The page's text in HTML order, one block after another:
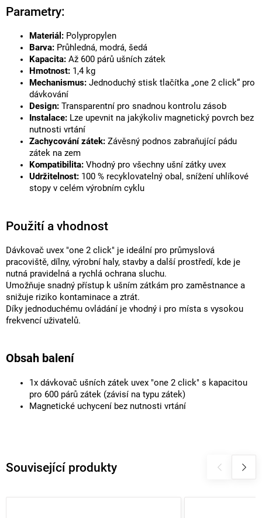
Související produkty
Parametry:
Materiál: Polypropylen
Barva: Průhledná, modrá, šedá
Kapacita: Až 600 párů ušních zátek
Hmotnost: 1,4 kg
Mechanismus: Jednoduchý stisk tlačítka „one 2 click“ pro
dávkování
Design: Transparentní pro snadnou kontrolu zásob
Instalace: Lze upevnit na jakýkoliv magnetický povrch bez
nutnosti vrtání
Zachycování zátek: Závěsný podnos zabraňující pádu
zátek na zem
Kompatibilita: Vhodný pro všechny ušní zátky uvex
Udržitelnost: 100 % recyklovatelný obal, snížení uhlíkové
stopy v celém výrobním cyklu
Použití a vhodnost
Dávkovač uvex "one 2 click" je ideální pro průmyslová
pracoviště, dílny, výrobní haly, stavby a další prostředí, kde je
nutná pravidelná a rychlá ochrana sluchu.
Umožňuje snadný přístup k ušním zátkám pro zaměstnance a
snižuje riziko kontaminace a ztrát.
Díky jednoduchému ovládání je vhodný i pro místa s vysokou
frekvencí uživatelů.
Obsah balení
1x dávkovač ušních zátek uvex "one 2 click" s kapacitou
pro 600 párů zátek (závisí na typu zátek)
Magnetické uchycení bez nutnosti vrtání